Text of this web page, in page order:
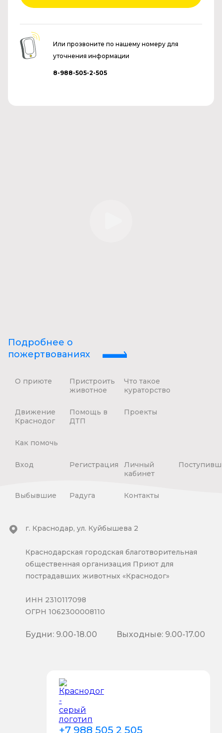
Или прозвоните по нашему номеру для
уточнения информации
8-988-505-2-505
Подробнее о
пожертвованиях
О приюте
Пристроить
животное
Что такое
кураторство
Движение
Краснодог
Помощь в
ДТП
Проекты
Как помочь
Вход Регистрация
Личный
кабинет
Выбывшие Радуга Контакты
+7 988 505 2 505
г. Краснодар, ул. Куйбышева 2
Краснодарская городская благотворительная
общественная организация Приют для
пострадавших животных «Краснодог»
ИНН 2310117098
ОГРН 1062300008110
Будни: 9.00-18.00 Выходные: 9.00-17.00